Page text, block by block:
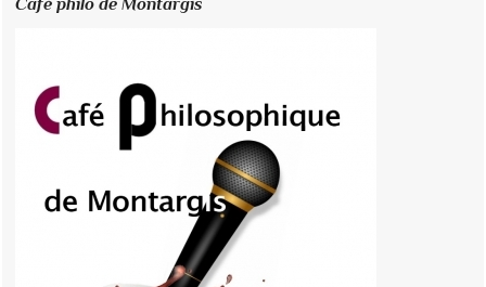
Café philo de Montargis